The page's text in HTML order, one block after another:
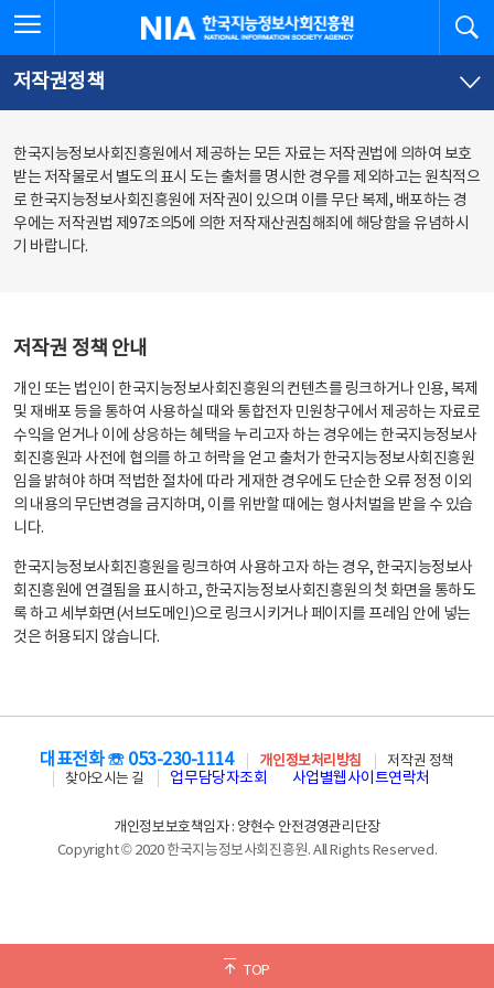
문
로
가
체
뉴
바
가
한국지능정보사회진흥원
저작권정책
한국지능정보사회진흥원에서 제공하는 모든 자료는 저작권법에 의하여 보호
받는 저작물로서 별도의 표시 도는 출처를 명시한 경우를 제외하고는 원칙적으
로 한국지능정보사회진흥원에 저작권이 있으며 이를 무단 복제, 배포하는 경
우에는 저작권법 제97조의5에 의한 저작재산권침해죄에 해당함을 유념하시
기 바랍니다.
저작권 정책 안내
개인 또는 법인이 한국지능정보사회진흥원의 컨텐츠를 링크하거나 인용, 복제
및 재배포 등을 통하여 사용하실 때와 통합전자 민원창구에서 제공하는 자료로
수익을 얻거나 이에 상응하는 혜택을 누리고자 하는 경우에는 한국지능정보사
회진흥원과 사전에 협의를 하고 허락을 얻고 출처가 한국지능정보사회진흥원
임을 밝혀야 하며 적법한 절차에 따라 게재한 경우에도 단순한 오류 정정 이외
의 내용의 무단변경을 금지하며, 이를 위반할 때에는 형사처벌을 받을 수 있습
니다.
한국지능정보사회진흥원을 링크하여 사용하고자 하는 경우, 한국지능정보사
회진흥원에 연결됨을 표시하고, 한국지능정보사회진흥원의 첫 화면을 통하도
록 하고 세부화면(서브도메인)으로 링크시키거나 페이지를 프레임 안에 넣는
것은 허용되지 않습니다.
TOP
대표전화 ☏ 053-230-1114 개인정보처리방침
저작권 정책
찾아오시는 길
업무담당자조회 사업별웹사이트연락처
개인정보보호책임자 : 양현수 안전경영관리단장
Copyright © 2020 한국지능정보사회진흥원. All Rights Reserved.